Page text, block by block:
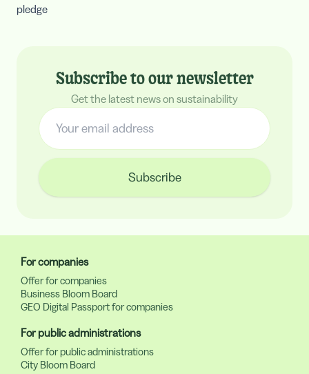
pledge
Subscribe to our newsletter
Get the latest news on sustainability
Subscribe
For companies
Offer for companies
Business Bloom Board
GEO Digital Passport for companies
For public administrations
Offer for public administrations
City Bloom Board